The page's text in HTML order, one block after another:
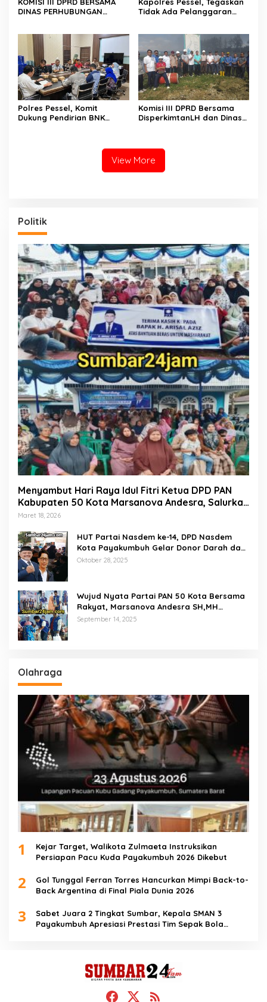
DINAS PERHUBUNGAN
PESSEL – PADANG
Tidak Ada Pelanggaran
Polres Pessel, Komit
Dukung Pendirian BNK
Komisi III DPRD Bersama
DisperkimtanLH dan Dinas
Aman
View More
Politik
Menyambut Hari Raya Idul Fitri Ketua DPD PAN
Kabupaten 50 Kota Marsanova Andesra, Salurkan
Empat Ton Bantuan Beras Untuk Masyarakat
Maret 18, 2026
HUT Partai Nasdem ke-14, DPD Nasdem
Kota Payakumbuh Gelar Donor Darah dan
Pemeriksaan Kesehatan Gratis
Oktober 28, 2025
Wujud Nyata Partai PAN 50 Kota Bersama
Rakyat, Marsanova Andesra SH,MH
Salurkan 600 Karung Beras Untuk
September 14, 2025
Olahraga
1
Kejar Target, Walikota Zulmaeta Instruksikan
Persiapan Pacu Kuda Payakumbuh 2026 Dikebut
2
Gol Tunggal Ferran Torres Hancurkan Mimpi Back-to-
Back Argentina di Final Piala Dunia 2026
3
Sabet Juara 2 Tingkat Sumbar, Kepala SMAN 3
Payakumbuh Apresiasi Prestasi Tim Sepak Bola